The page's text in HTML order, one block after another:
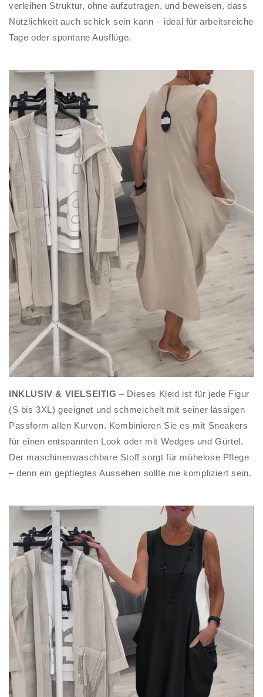
verleihen Struktur, ohne aufzutragen, und beweisen, dass
Nützlichkeit auch schick sein kann – ideal für arbeitsreiche
Tage oder spontane Ausflüge.
INKLUSIV & VIELSEITIG– Dieses Kleid ist für jede Figur
(S bis 3XL) geeignet und schmeichelt mit seiner lässigen
Passform allen Kurven. Kombinieren Sie es mit Sneakers
für einen entspannten Look oder mit Wedges und Gürtel.
Der maschinenwaschbare Stoff sorgt für mühelose Pflege
– denn ein gepflegtes Aussehen sollte nie kompliziert sein.